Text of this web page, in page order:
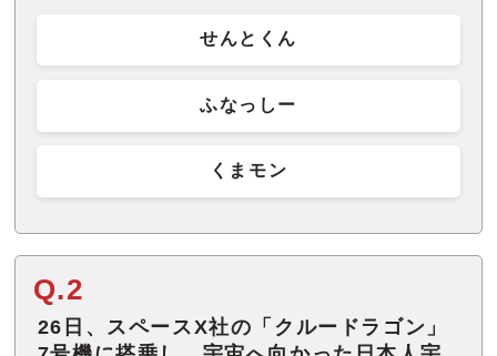
せんとくん
ふなっしー
くまモン
Q.2
26日、スペースX社の「クルードラゴン」